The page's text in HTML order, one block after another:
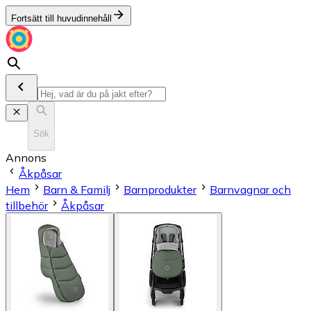
Fortsätt till huvudinnehåll
Sök
Annons
Åkpåsar
Hem
Barn & Familj Barnprodukter
Barnvagnar och
tillbehör
Åkpåsar